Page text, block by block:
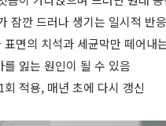
잠깐 드러나 생기는 일시적 반응
면의 치석과 세균막만 떼어내
잃는 원인이 될 수 있음
적용, 매년 초에 다시 갱신